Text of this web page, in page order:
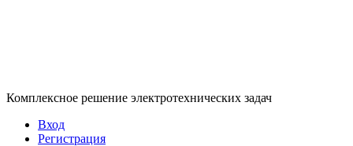
Комплексное решение электротехнических задач
Вход
Регистрация